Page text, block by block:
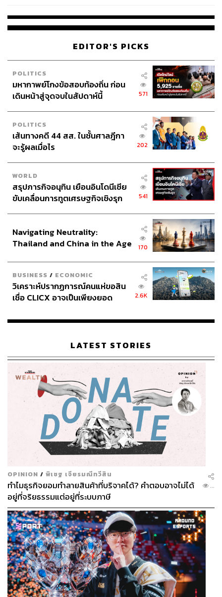
EDITOR'S PICKS
POLITICS
มหากาพย์โกงข้อสอบท้องถิ่น ก่อน
เดินหน้าสู่จุดจบในสัปดาห์นี้
571
POLITICS
เส้นทางคดี 44 สส. ในชั้นศาลฎีกา
จะรู้ผลเมื่อไร
202
WORLD
สรุปภารกิจอนุทิน เยือนอินโดนีเซีย
ขับเคลื่อนการทูตเศรษฐกิจเชิงรุก
541
Navigating Neutrality:
Thailand and China in the Age
170
BUSINESS / ECONOMIC
วิเคราะห์ปรากฏการณ์คนแห่ขอสิน
เชื่อ CLICX อาจเป็นเพียงยอด
เรือนไทยที่ถูกซุกไว้
2.6K
LATEST STORIES
OPINION / พิเชฐ เจียรมณีทวีสิน
ทำไมธุรกิจยอมทำลายสินค้าที่บริจาคได้? คำตอบอาจไม่ได้
อยู่ที่จริยธรรมแต่อยู่ที่ระบบภาษี
...